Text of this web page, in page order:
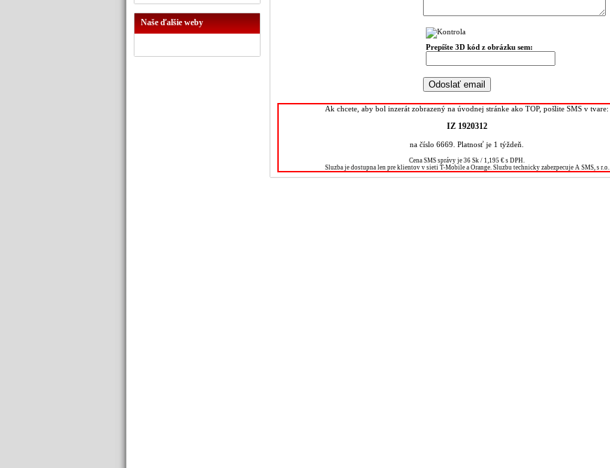
Naše ďalšie weby
Prepíšte 3D kód z obrázku sem:
Ak chcete, aby bol inzerát zobrazený na úvodnej stránke ako TOP, pošlite SMS v tvare:
IZ 1920312
na číslo 6669. Platnosť je 1 týždeň.
Cena SMS správy je 36 Sk / 1,195 € s DPH.
Sluzba je dostupna len pre klientov v sieti T-Mobile a Orange. Sluzbu technicky zabezpecuje A SMS, s r.o.